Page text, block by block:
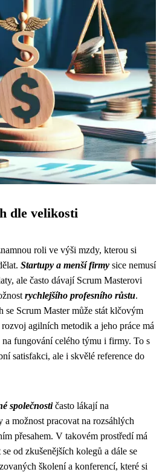
dle velikosti
roli ve výši mzdy, kterou si
Startupy a menší firmy sice nemusí
ale často dávají Scrum Masterovi
rychlejšího profesního růstu.
se Scrum Master může stát klčovým
agilních metodik a jeho práce má
fungování celého týmu i firmy. To s
satisfakci, ale i skvělé reference do
společnostičasto lákají na
a možnost pracovat na rozsáhlých
přesahem. V takovém prostředí má
od zkušenějších kolegů a dále se
školení a konferencí, které si